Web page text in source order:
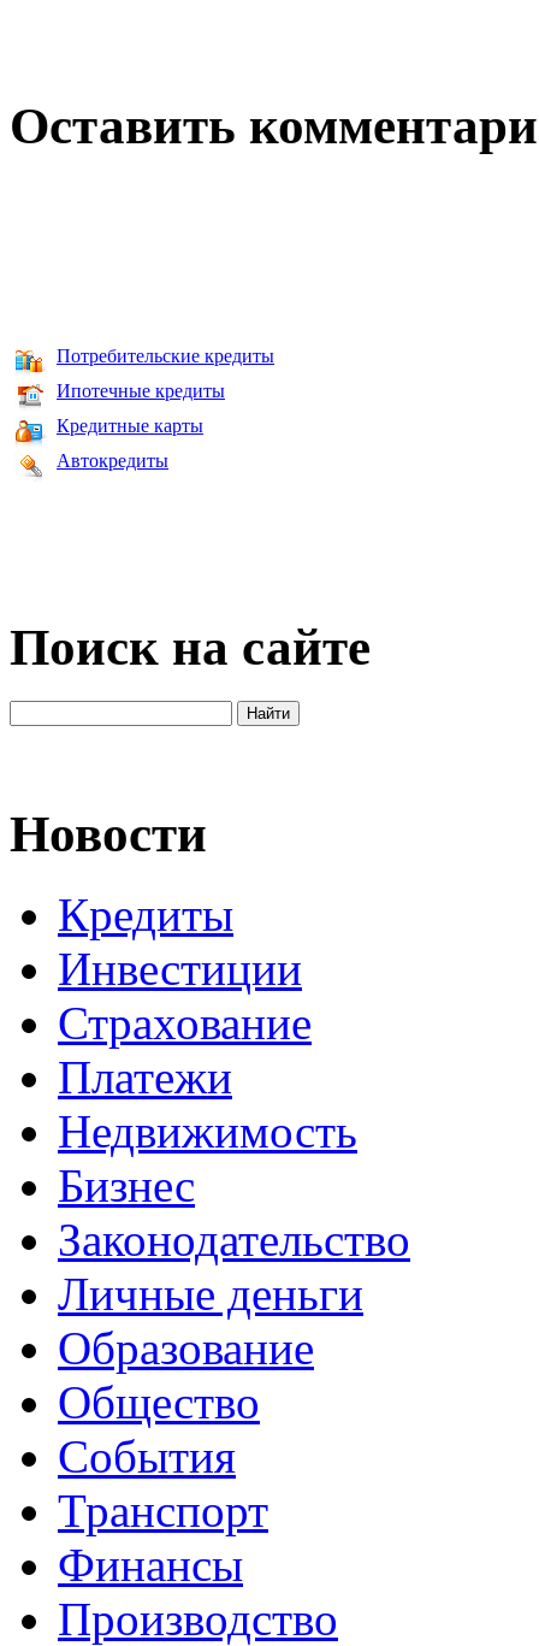
Оставить
Потребительские кредиты
Ипотечные кредиты
Кредитные карты
Автокредиты
Поиск на сайте
Новости
Кредиты
Инвестиции
Страхование
Платежи
Недвижимость
Бизнес
Законодательство
Личные деньги
Образование
Общество
События
Транспорт
Финансы
Производство